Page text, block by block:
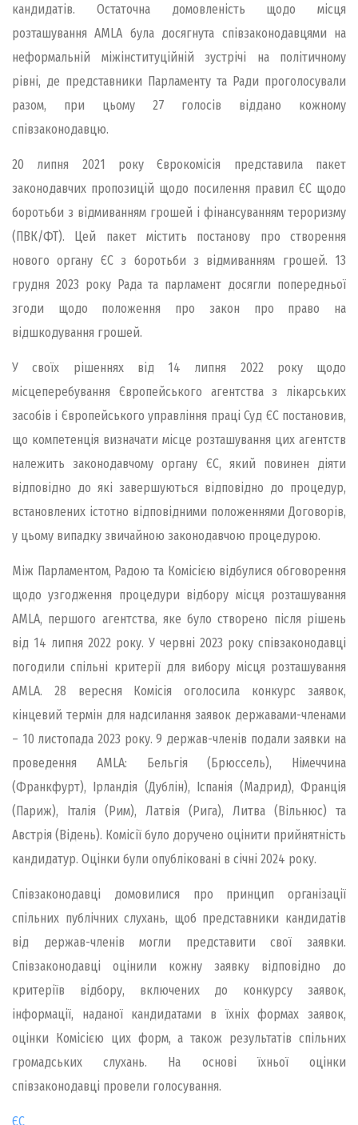
кандидатів. Остаточна домовленість щодо місця
розташування AMLA була досягнута співзаконодавцями на
неформальній міжінституційній зустрічі на політичному
рівні, де представники Парламенту та Ради проголосували
разом, при цьому 27 голосів віддано кожному
співзаконодавцю.
20 липня 2021 року Єврокомісія представила пакет
законодавчих пропозицій щодо посилення правил ЄС щодо
боротьби з відмиванням грошей і фінансуванням тероризму
(ПВК/ФТ). Цей пакет містить постанову про створення
нового органу ЄС з боротьби з відмиванням грошей. 13
грудня 2023 року Рада та парламент досягли попередньої
згоди щодо положення про закон про право на
відшкодування грошей.
У своїх рішеннях від 14 липня 2022 року щодо
місцеперебування Європейського агентства з лікарських
засобів і Європейського управління праці Суд ЄС постановив,
що компетенція визначати місце розташування цих агентств
належить законодавчому органу ЄС, який повинен діяти
відповідно до які завершуються відповідно до процедур,
встановлених істотно відповідними положеннями Договорів,
у цьому випадку звичайною законодавчою процедурою.
Між Парламентом, Радою та Комісією відбулися обговорення
щодо узгодження процедури відбору місця розташування
AMLA, першого агентства, яке було створено після рішень
від 14 липня 2022 року. У червні 2023 року співзаконодавці
погодили спільні критерії для вибору місця розташування
AMLA. 28 вересня Комісія оголосила конкурс заявок,
кінцевий термін для надсилання заявок державами-членами
– 10 листопада 2023 року. 9 держав-членів подали заявки на
проведення AMLA: Бельгія (Брюссель), Німеччина
(Франкфурт), Ірландія (Дублін), Іспанія (Мадрид), Франція
(Париж), Італія (Рим), Латвія (Рига), Литва (Вільнюс) та
Австрія (Відень). Комісії було доручено оцінити прийнятність
кандидатур. Оцінки були опубліковані в січні 2024 року.
Співзаконодавці домовилися про принцип організації
спільних публічних слухань, щоб представники кандидатів
від держав-членів могли представити свої заявки.
Співзаконодавці оцінили кожну заявку відповідно до
критеріїв відбору, включених до конкурсу заявок,
інформації, наданої кандидатами в їхніх формах заявок,
оцінки Комісією цих форм, а також результатів спільних
громадських слухань. На основі їхньої оцінки
співзаконодавці провели голосування.
ЄС